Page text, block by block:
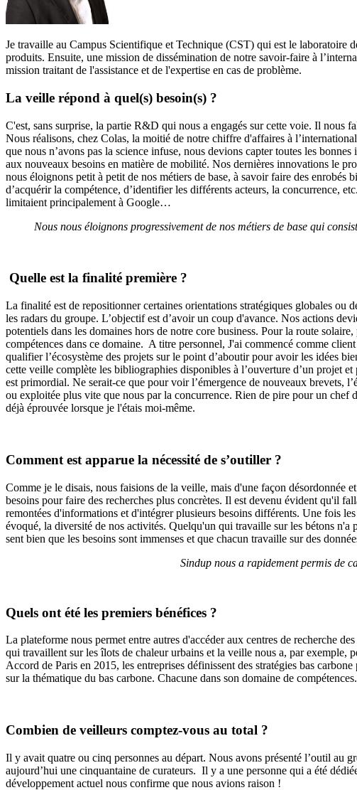
Je travaille au Campus Scientifique et Technique (CST) qui est le laboratoire
produits. Ensuite, une mission de dissémination de notre savoir-faire à
mission traitant de l'assistance et de l'expertise en cas de problème.
La veille répond à quel(s) besoin(s) ?
C'est, sans surprise, la partie R&D qui nous a engagés sur cette voie. Il nous
Nous réalisons, chez Colas, la moitié de notre chiffre d'affaires à
que nous n’avons pas la science infuse, nous devions capter toutes les
aux nouveaux besoins en matière de mobilité. Nos dernières innovations le
nous éloignons petit à petit de nos métiers de base, à savoir faire des
d’acquérir la compétence, d’identifier les différents acteurs, la concurrence,
limitaient principalement à Google…
Nous nous éloignons progressivement de nos métiers de base qui
Quelle est la finalité première ?
La finalité est de repositionner certaines orientations stratégiques globales ou
les radars du groupe. L’objectif est d’avoir un coup d'avance. Nos actions
potentiels dans les domaines hors de notre core business. Pour la route
compétences dans ce domaine. A titre personnel, J'ai commencé comme
qualifier l’écosystème des projets sur le point d’aboutir pour avoir les idées
cette veille complète les bibliographies disponibles à l’ouverture d’un projet
est primordial. Ne serait-ce que pour voir l’émergence de nouveaux brevets,
ou exploitée plus vite que nous par la concurrence. Rien de pire pour un chef
déjà éprouvée lorsque je l'étais moi-même.
Comment est apparue la nécessité de s’outiller ?
Comme je le disais, nous faisions de la veille, mais d'une façon désordonnée
besoins pour faire des recherches plus concrètes. Il est devenu évident qu'il
remontées d'informations et d'intégrer plusieurs besoins différents. Une fois
évoqué, la diversité de nos activités. Quelqu'un qui travaille sur les bétons
sent bien que les besoins sont immenses et que chacun travaille sur des
Sindup nous a rapidement permis de
Quels ont été les premiers bénéfices ?
La plateforme nous permet entre autres d'accéder aux centres de recherche
qui travaillent sur les îlots de chaleur urbains et la veille nous a, par exemple,
Accord de Paris en 2015, les entreprises définissent des stratégies bas
sur la thématique du bas carbone. Chacune dans son domaine de compétences.
Combien de veilleurs comptez-vous au total ?
Il y avait quatre ou cinq personnes au départ. Nous avons présenté l’outil
aujourd’hui une cinquantaine de curateurs. Il y a une personne qui a été
développement actuel nous confirme que nous avions raison !